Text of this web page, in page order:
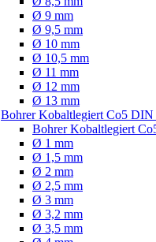
Ø 9 mm
Ø 9,5 mm
Ø 10 mm
Ø 10,5 mm
Ø 11 mm
Ø 12 mm
Ø 13 mm
Bohrer Kobaltlegiert Co5 DIN
Bohrer Kobaltlegiert
Ø 1 mm
Ø 1,5 mm
Ø 2 mm
Ø 2,5 mm
Ø 3 mm
Ø 3,2 mm
Ø 3,5 mm